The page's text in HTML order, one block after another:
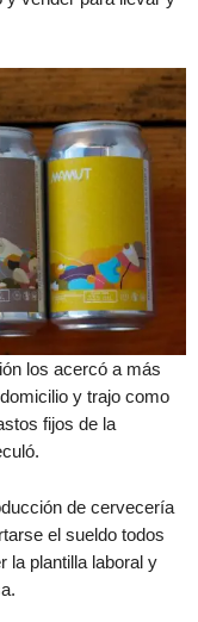
los acercó a más
y trajo como
fijos de la
de cervecería
el sueldo todos
la plantilla laboral y